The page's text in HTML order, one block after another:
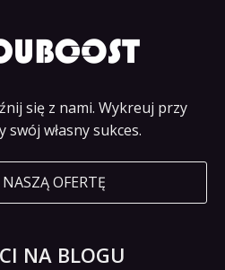
się z nami. Wykreuj przy
swój własny sukces.
OFERTĘ
NA BLOGU